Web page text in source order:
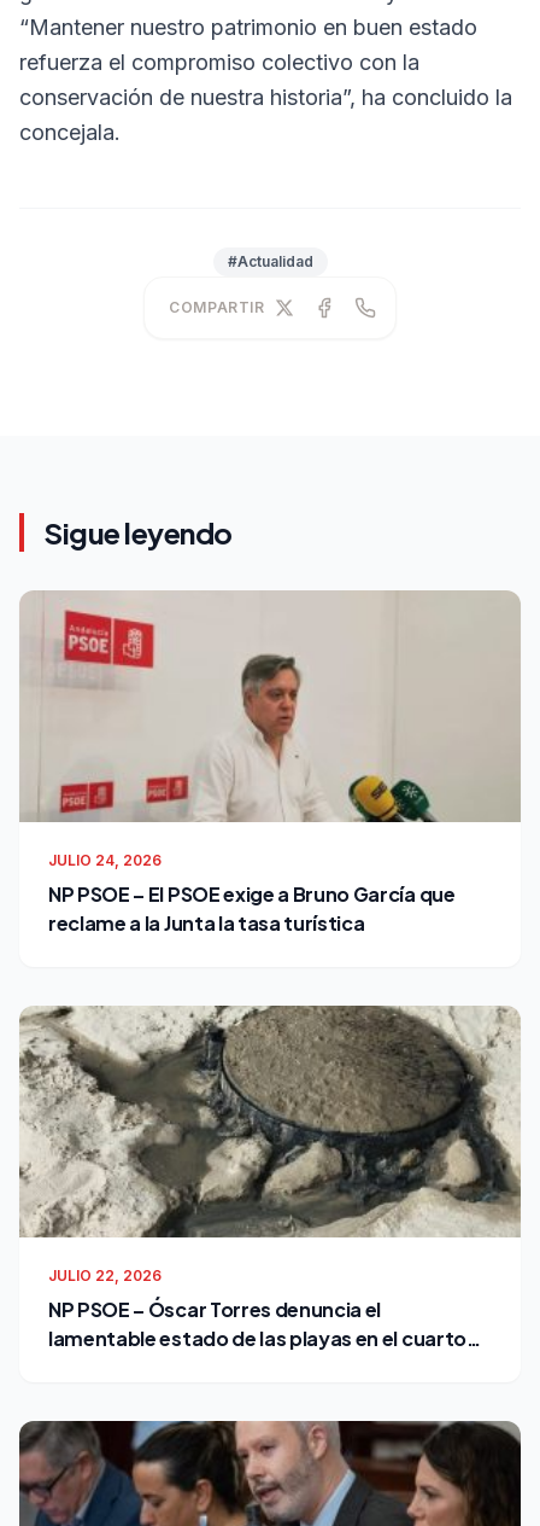
“Mantener nuestro patrimonio en buen estado
refuerza el compromiso colectivo con la
conservación de nuestra historia”, ha concluido la
concejala.
#Actualidad
COMPARTIR
Sigue leyendo
JULIO 24, 2026
NP PSOE – El PSOE exige a Bruno García que
reclame a la Junta la tasa turística
JULIO 22, 2026
NP PSOE – Óscar Torres denuncia el
lamentable estado de las playas en el cuarto